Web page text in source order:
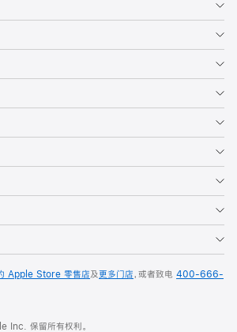
Apple Store 零售店及更多门店，或者致电 400-666-
保留所有权利。